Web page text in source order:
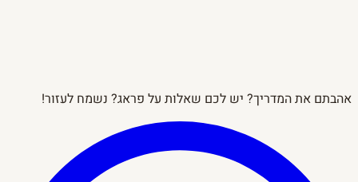
אהבתם את המדריך? יש לכם שאלות על פראג? נשמח לעזור!